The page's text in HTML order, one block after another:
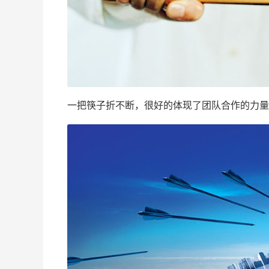
一把筷子折不断，很好的体现了团队合作的力